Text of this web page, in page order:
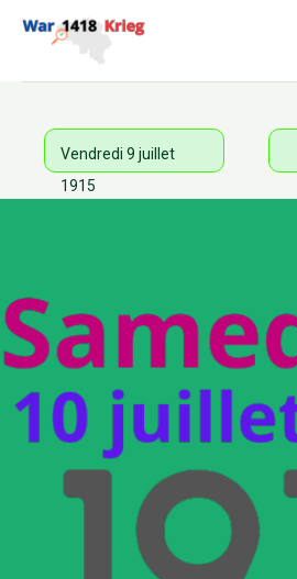
Vendredi 9 juillet
1915